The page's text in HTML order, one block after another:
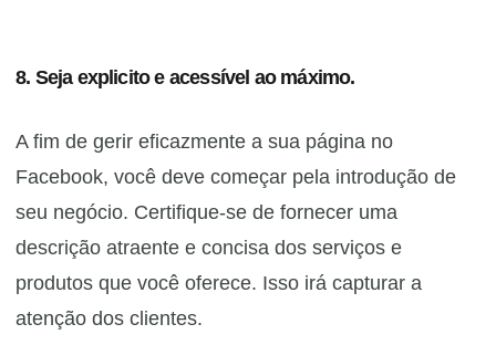
8. Seja explicito e acessível ao máximo.
A fim de gerir eficazmente a sua página no
Facebook, você deve começar pela introdução de
seu negócio. Certifique-se de fornecer uma
descrição atraente e concisa dos serviços e
produtos que você oferece. Isso irá capturar a
atenção dos clientes.